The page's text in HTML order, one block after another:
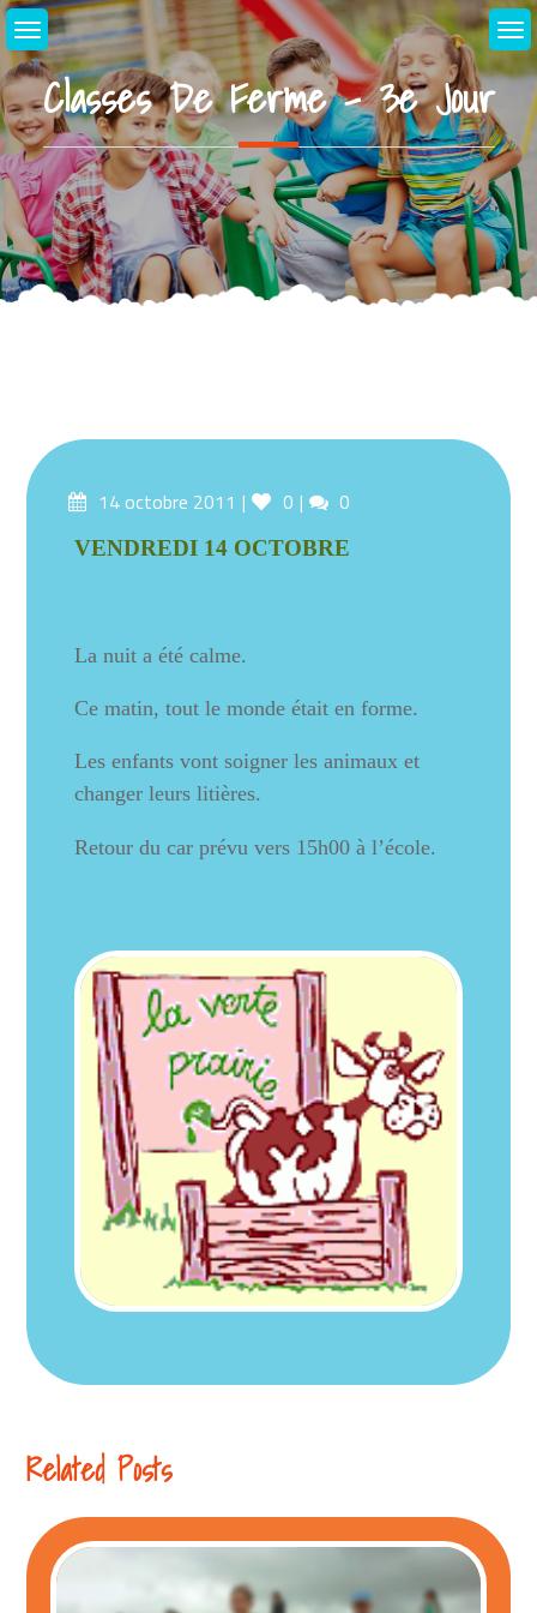
Skip
to
contentClasses De Ferme – 3e Jour
Posted14 octobre 2011 Likes
0 Comments
0
VENDREDI 14 OCTOBRE
La nuit a été calme.
Ce matin, tout le monde était en forme.
Les enfants vont soigner les animaux et
changer leurs litières.
Retour du car prévu vers 15h00 à l’école.
Related Posts